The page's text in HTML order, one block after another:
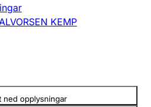
KEMP
ned opplysningar